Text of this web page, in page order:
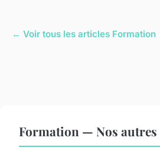
← Voir tous les articles Formation
Formation — Nos autres